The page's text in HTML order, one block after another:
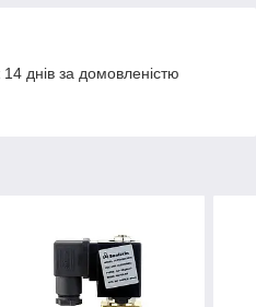
днів за домовленістю